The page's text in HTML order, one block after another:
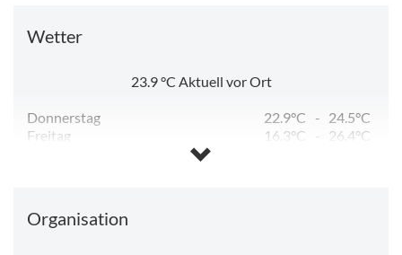
Wetter
23.9°C Aktuell vor Ort
Donnerstag 22.9°C - 24.5°C
Freitag
16.3°C -
26.4°C
Organisation